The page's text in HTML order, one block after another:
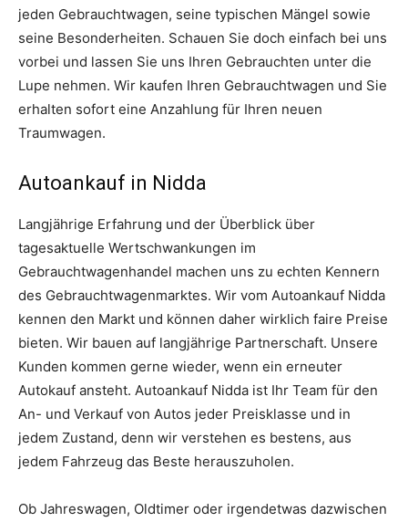
jeden Gebrauchtwagen, seine typischen Mängel sowie
seine Besonderheiten. Schauen Sie doch einfach bei uns
vorbei und lassen Sie uns Ihren Gebrauchten unter die
Lupe nehmen. Wir kaufen Ihren Gebrauchtwagen und Sie
erhalten sofort eine Anzahlung für Ihren neuen
Traumwagen.
Autoankauf in Nidda
Langjährige Erfahrung und der Überblick über
tagesaktuelle Wertschwankungen im
Gebrauchtwagenhandel machen uns zu echten Kennern
des Gebrauchtwagenmarktes. Wir vom Autoankauf Nidda
kennen den Markt und können daher wirklich faire Preise
bieten. Wir bauen auf langjährige Partnerschaft. Unsere
Kunden kommen gerne wieder, wenn ein erneuter
Autokauf ansteht. Autoankauf Nidda ist Ihr Team für den
An- und Verkauf von Autos jeder Preisklasse und in
jedem Zustand, denn wir verstehen es bestens, aus
jedem Fahrzeug das Beste herauszuholen.
Ob Jahreswagen, Oldtimer oder irgendetwas dazwischen